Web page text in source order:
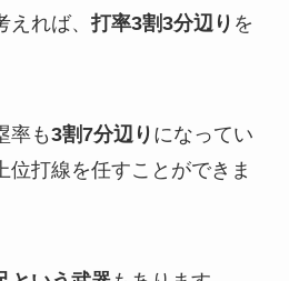
えれば、打率3割3分辺り を
率も3割7分辺り になってい
位打線を任すことができま